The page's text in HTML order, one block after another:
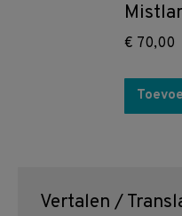
€ 70,00
Vertalen /